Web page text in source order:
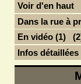
Voir d'en haut
Dans la rue à
En vidéo (1)
Infos détaillées